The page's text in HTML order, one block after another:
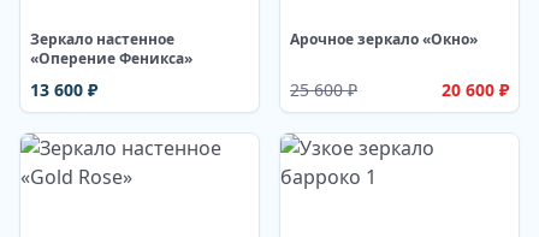
Зеркало настенное
«Оперение Феникса»
13 600 ₽
Арочное зеркало «Окно»
25 600₽ 20 600 ₽